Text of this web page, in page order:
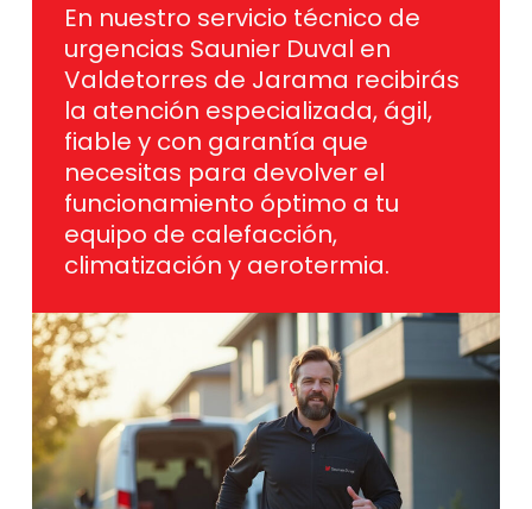
En nuestro servicio técnico de
urgencias Saunier Duval en
Valdetorres de Jarama recibirás
la atención especializada, ágil,
fiable y con garantía que
necesitas para devolver el
funcionamiento óptimo a tu
equipo de calefacción,
climatización y aerotermia.